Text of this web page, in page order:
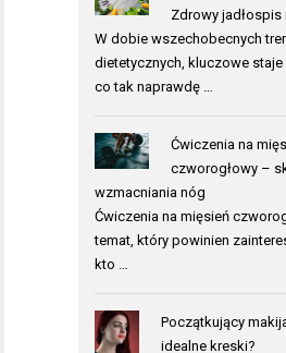
Zdrowy jadłospis
W dobie wszechobecnych
dietetycznych, kluczowe staje
co tak naprawdę …
Ćwiczenia na
czworogłowy –
wzmacniania nóg
Ćwiczenia na mięsień
temat, który powinien
kto …
Początkujący
idealne kreski?